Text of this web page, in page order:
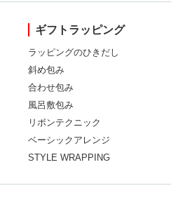
ギフトラッピング
ラッピングのひきだし
斜め包み
合わせ包み
風呂敷包み
リボンテクニック
ベーシックアレンジ
STYLE WRAPPING